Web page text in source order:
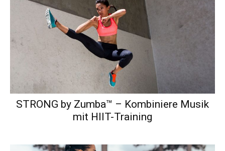
STRONG by Zumba™ – Kombiniere Musik
mit HIIT-Training